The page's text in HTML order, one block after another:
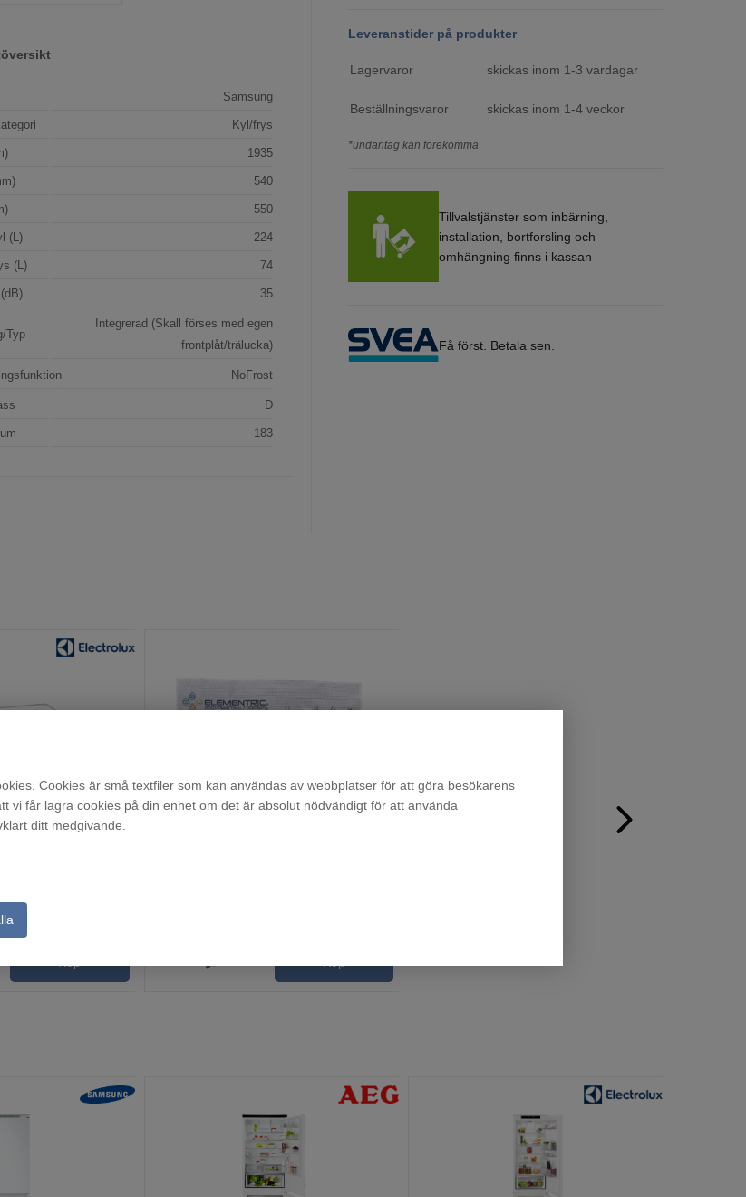
Cookies är små textfiler som kan användas av webbplatser för att göra besökarens
vi får lagra cookies på din enhet om det är absolut nödvändigt för att använda
ditt medgivande.
Samsung
Kyl/frys
1935
540
550
(L) 224
(L) 74
35
Typ
Integrerad (Skall förses med egen
frontplåt/trälucka)
NoFrost
D
183
Leveranstider på produkter
Lagervaror skickas inom 1-3 vardagar
Beställningsvaror skickas inom 1-4 veckor
*undantag kan förekomma
Tillvalstjänster som inbärning,
installation, bortforsling och
omhängning finns i kassan
Få först. Betala sen.